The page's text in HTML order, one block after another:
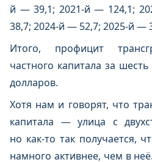
й — 39,1; 2021-й — 124,1;
38,7; 2024-й — 52,7; 2025-й —
Итого, профицит
частного капитала за
долларов.
Хотя нам и говорят, что
капитала — улица с
но как-то так получается,
намного активнее, чем в